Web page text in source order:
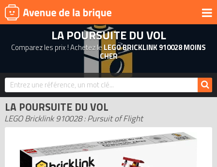
UNIVERS
PRODUITS DÉRIVÉS
NOUVEAUTÉS
LEGO 2026
BONS PLANS
ACTUALITÉS
ASSOCIATIONS DE FANS
EXPOSITIONS LEGO
LA POURSUITE DU VOL
Comparez les prix ! Achetez le LEGO BRICKLINK 910028 MOINS
CHER
LA POURSUITE DU VOL
LEGO Bricklink 910028 : Pursuit of Flight